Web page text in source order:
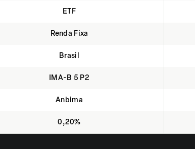
ETF
Renda Fixa
Brasil
IMA-B 5 P2
Anbima
0,20%